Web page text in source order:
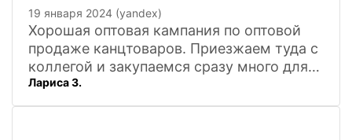
19 января 2024 (yandex)
Хорошая оптовая кампания по оптовой
продаже канцтоваров. Приезжаем туда с
коллегой и закупаемся сразу много для
офиса. Удобно. Есть практически всё, что
нужно, и по хорошим ценам. Вежливый
Лариса З.